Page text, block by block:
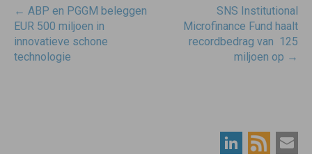
Post
navigatie
← ABP en PGGM beleggen
EUR 500 miljoen in
innovatieve schone
technologie
SNS Institutional
Microfinance Fund haalt
recordbedrag van  125
miljoen op →